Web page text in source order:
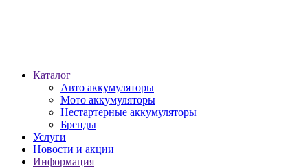
Каталог
Авто аккумуляторы
Мото аккумуляторы
Нестартерные аккумуляторы
Бренды
Услуги
Новости и акции
Информация